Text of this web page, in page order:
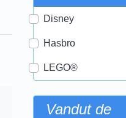
Disney
Hasbro
LEGO®
Vandut de